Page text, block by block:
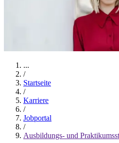
...
/
Startseite
/
Karriere
/
Jobportal
/
Ausbildungs- und